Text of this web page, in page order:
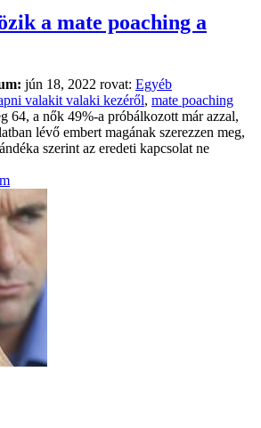
a mate poaching a
jún 18, 2022 rovat: Egyéb
valakit valaki kezéről, mate poaching
64, a nők 49%-a próbálkozott már azzal,
lévő embert magának szerezzen meg,
szerint az eredeti kapcsolat ne